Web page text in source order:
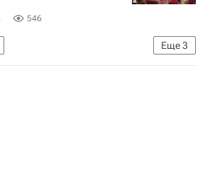
546
Еще3
- Школа волонтера